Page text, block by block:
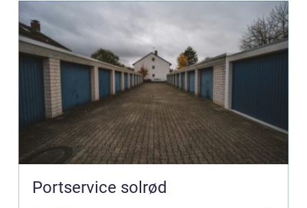
Portservice solrød